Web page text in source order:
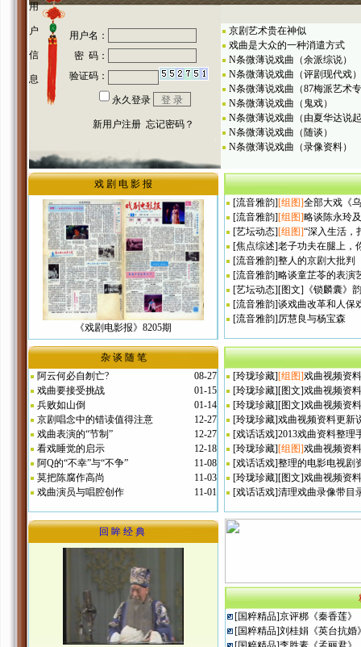
用
户
信
息
京剧艺术贵在神似
戏曲是大众的一种消遣方式
N条微薄说戏曲（余派综说）
N条微薄说戏曲（评剧现代戏）
N条微薄说戏曲（87梅派艺术
N条微薄说戏曲（鬼戏）
N条微薄说戏曲（由夏华达说
N条微薄说戏曲（随谈）
N条微薄说戏曲（录像资料）
戏 剧 电 影 报
《戏剧电影报》8205期
[流音雅韵][组图]全部大戏《
[流音雅韵][组图]略谈陈永玲
[艺坛动态][组图]“深入生活，
[焦点综述]老子功夫在腿上，
[流音雅韵]整人的京剧大批判
[流音雅韵]略谈童芷苓的表演
[艺坛动态][图文] 《锁麟囊》
[流音雅韵]谈戏曲改革和人保
[流音雅韵]厉慧良与杨宝森
杂 谈 随 笔
阿云何必自刎亡?
08-27
戏曲要接受挑战
01-15
兵败如山倒
01-14
京剧唱念中的错读值得注意
12-27
戏曲表演的“节制”
12-27
看戏睡觉的启示
12-18
阿Q的“不幸”与“不争”
11-08
莫把陈腐作高尚
11-03
戏曲演员与唱腔创作
11-01
[玲珑珍藏][组图]戏曲视频资
[玲珑珍藏][图文]戏曲视频资
[玲珑珍藏][图文]戏曲视频资
[玲珑珍藏]戏曲视频资料更新
[戏话话戏]2013戏曲资料整理
[玲珑珍藏][组图]戏曲视频资
[戏话话戏]整理的电影电视剧
[玲珑珍藏][图文]戏曲视频资
[戏话话戏]清理戏曲录像带目
回 眸 经 典
[国粹精品]京评梆《秦香莲》
[国粹精品]刘桂娟《英台抗婚